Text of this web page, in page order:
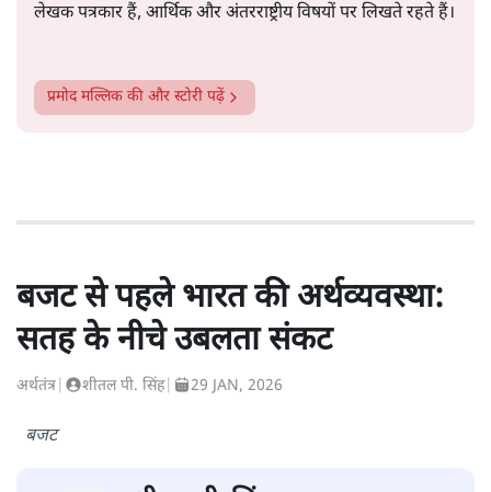
लेखक पत्रकार हैं, आर्थिक और अंतरराष्ट्रीय विषयों पर लिखते रहते हैं।
प्रमोद मल्लिक की और स्टोरी पढ़ें
बजट से पहले भारत की अर्थव्यवस्था:
सतह के नीचे उबलता संकट
अर्थतंत्र शीतल पी. सिंह| 29 JAN, 2026